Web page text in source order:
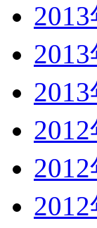
2013
2013
2013
2012
2012
2012